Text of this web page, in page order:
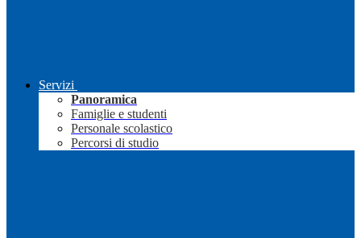
Servizi
Panoramica
Famiglie e studenti
Personale scolastico
Percorsi di studio